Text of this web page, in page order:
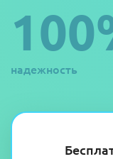
надежность